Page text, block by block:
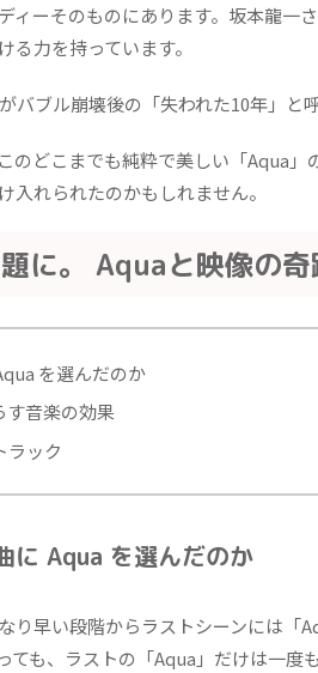
ィーそのものにあります。坂本龍一
力を持っています。
バブル崩壊後の「失われた10年」
のどこまでも純粋で美しい「Aqua
入れられたのかもしれません。
に。 Aquaと映像の
を選んだのか
す音楽の効果
ラック
に Aqua を選んだのか
り早い段階からラストシーンには「
も、ラストの「Aqua」だけは一度